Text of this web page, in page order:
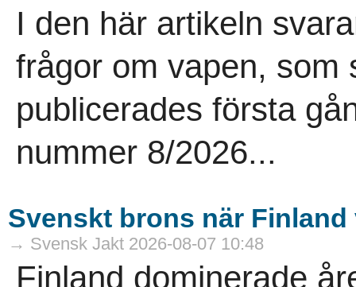
I den här artikeln
frågor om vapen, som
publicerades första
nummer 8/2026...
Svenskt brons när
→ Svensk Jakt 2026-08-07 10:48
Finland dominerade